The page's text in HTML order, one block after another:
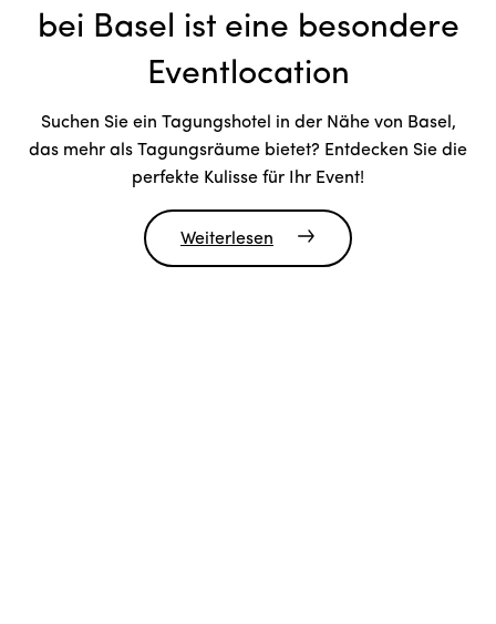
bei Basel ist eine besondere
Eventlocation
Suchen Sie ein Tagungshotel in der Nähe von Basel,
das mehr als Tagungsräume bietet? Entdecken Sie die
perfekte Kulisse für Ihr Event!
Weiterlesen